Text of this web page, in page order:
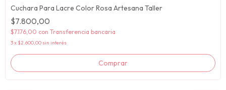
Cuchara Para Lacre Color Rosa Artesana Taller
$7.800,00
$7.176,00 con Transferencia bancaria
3x $2.600,00 sin interés